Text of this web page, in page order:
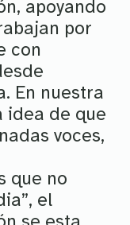
apoyando
por
con
En nuestra
idea de que
voces,
que no
el